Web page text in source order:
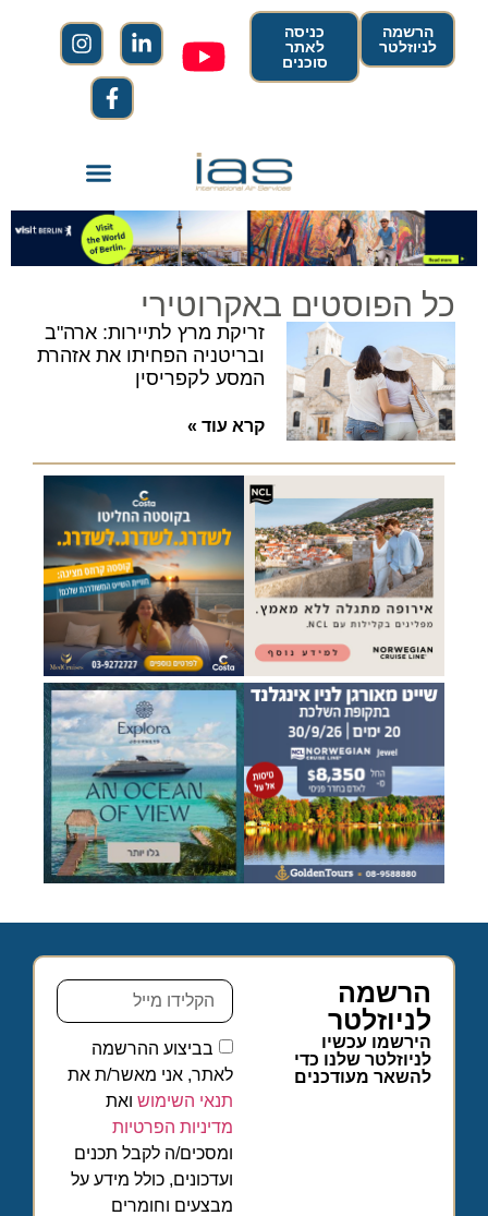
הרשמה
לניוזלטר
כניסה
לאתר
סוכנים
כל הפוסטים באקרוטירי
זריקת מרץ לתיירות: ארה"ב
ובריטניה הפחיתו את אזהרת
המסע לקפריסין
קרא עוד »
הרשמה
לניוזלטר
הירשמו עכשיו
לניוזלטר שלנו כדי
להשאר מעודכנים
בביצוע ההרשמה
לאתר, אני מאשר/ת את
תנאי השימוש ואת
מדיניות הפרטיות
ומסכים/ה לקבל תכנים
ועדכונים, כולל מידע על
מבצעים וחומרים